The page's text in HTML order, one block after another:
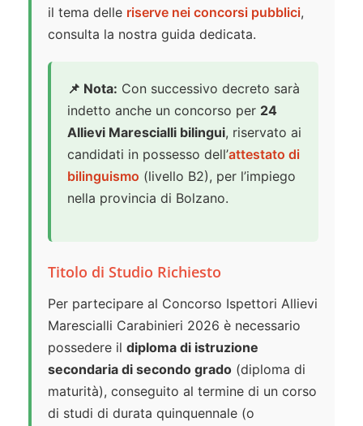
il tema delle riserve nei concorsi pubblici,
consulta la nostra guida dedicata.
📌 Nota: Con successivo decreto sarà
indetto anche un concorso per 24
Allievi Marescialli bilingui, riservato ai
candidati in possesso dell’attestato di
bilinguismo (livello B2), per l’impiego
nella provincia di Bolzano.
Titolo di Studio Richiesto
Per partecipare al Concorso Ispettori Allievi
Marescialli Carabinieri 2026 è necessario
possedere il diploma di istruzione
secondaria di secondo grado (diploma di
maturità), conseguito al termine di un corso
di studi di durata quinquennale (o